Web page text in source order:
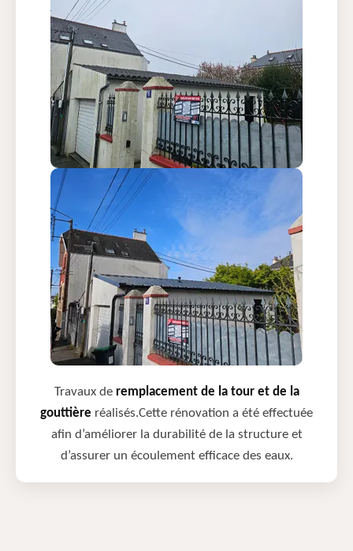
Travaux de remplacement de la tour et de la
gouttière réalisés.Cette rénovation a été effectuée
afin d’améliorer la durabilité de la structure et
d’assurer un écoulement efficace des eaux.